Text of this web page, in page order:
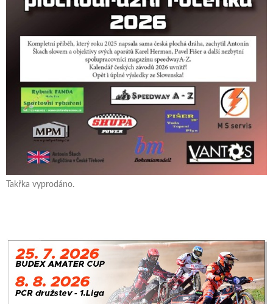
Takřka vyprodáno.